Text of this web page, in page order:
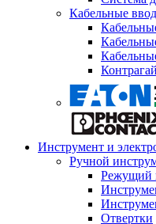
Кабельные
Инструмент и
Ручной
Режущий
Отвертки